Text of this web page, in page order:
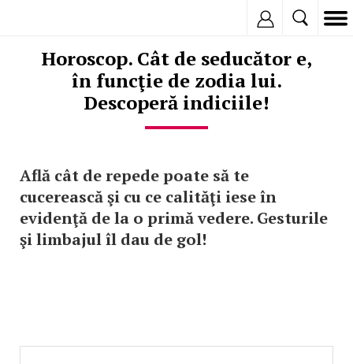
Horoscop. Cât de seducător e,
în funcţie de zodia lui.
Descoperă indiciile!
Află cât de repede poate să te
cucerească şi cu ce calităţi iese în
evidenţă de la o primă vedere. Gesturile
şi limbajul îl dau de gol!